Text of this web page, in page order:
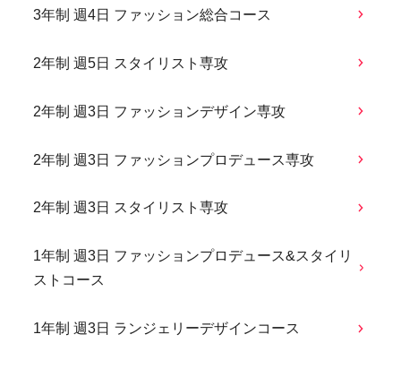
3年制 週4日 ファッション総合コース
2年制 週5日 スタイリスト専攻
2年制 週3日 ファッションデザイン専攻
2年制 週3日 ファッションプロデュース専攻
2年制 週3日 スタイリスト専攻
1年制 週3日 ファッションプロデュース&スタイリ
ストコース
1年制 週3日 ランジェリーデザインコース